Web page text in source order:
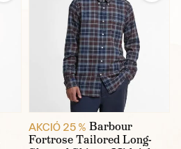
AKCIÓ 25 % Barbour
Fortrose Tailored Long-